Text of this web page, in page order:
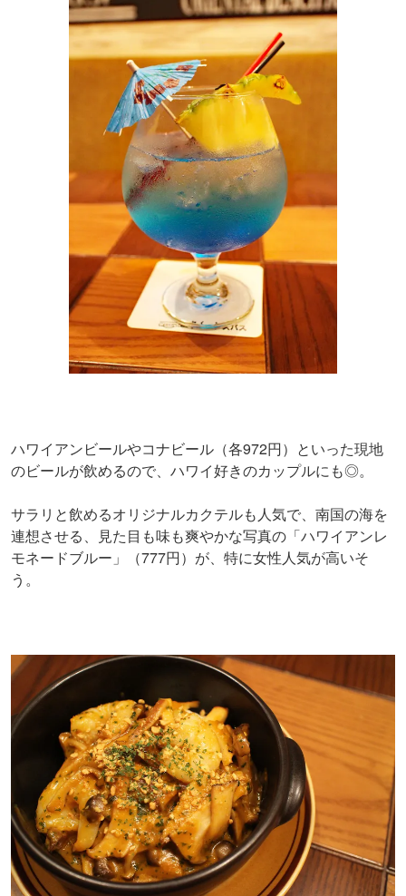
ハワイアンビールやコナビール（各972円）といった現地
のビールが飲めるので、ハワイ好きのカップルにも◎。
サラリと飲めるオリジナルカクテルも人気で、南国の海を
連想させる、見た目も味も爽やかな写真の「ハワイアンレ
モネードブルー」（777円）が、特に女性人気が高いそ
う。